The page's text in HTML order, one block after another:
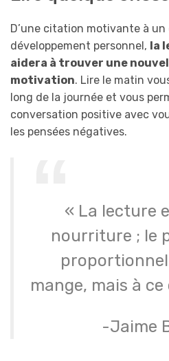
D’une citation motivante à
développement personnel, la
aidera à trouver une
motivation. Lire le matin
long de la journée et vous
conversation positive avec
les pensées négatives.
« La lecture
nourriture ; le
proportionnel
mange, mais à ce
-Jaime